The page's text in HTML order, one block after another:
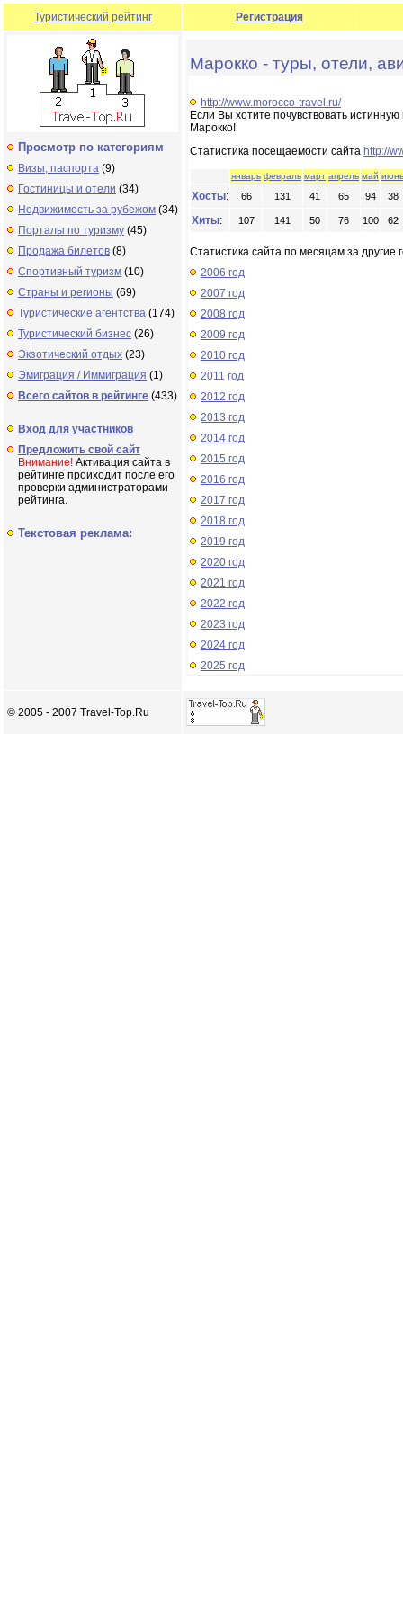
Туристический рейтинг Регистрация
Просмотр по категориям
Визы, паспорта (9)
Гостиницы и отели (34)
Недвижимость за рубежом (34)
Порталы по туризму (45)
Продажа билетов (8)
Спортивный туризм (10)
Страны и регионы (69)
Туристические агентства (174)
Туристический бизнес (26)
Экзотический отдых (23)
Эмиграция / Иммиграция (1)
Всего сайтов в рейтинге (433)
Вход для участников
Предложить свой сайт
Внимание! Активация сайта в
рейтинге проиходит после его
проверки администраторами
рейтинга.
Текстовая реклама:
Марокко - туры, отели,
http://www.morocco-travel.ru/
Если Вы хотите почувствовать
Марокко!
Статистика посещаемости сайта http://
январь февраль март апрель май июнь
Хосты: 66 131 41 65 94 38
Хиты: 107 141 50 76 100 62
Статистика сайта по месяцам за другие
2006 год
2007 год
2008 год
2009 год
2010 год
2011 год
2012 год
2013 год
2014 год
2015 год
2016 год
2017 год
2018 год
2019 год
2020 год
2021 год
2022 год
2023 год
2024 год
2025 год
© 2005 - 2007 Travel-Top.Ru